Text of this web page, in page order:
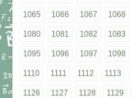
1065 1066 1067 1068
1080 1081 1082 1083
1095 1096 1097 1098
1110 1111 1112 1113
1126 1127 1128 1129